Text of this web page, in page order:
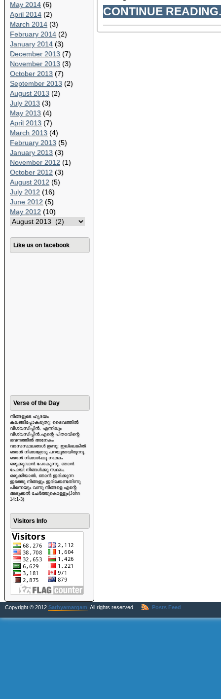
May 2014 (6)
April 2014 (2)
March 2014 (3)
February 2014 (2)
January 2014 (3)
December 2013 (7)
November 2013 (3)
October 2013 (7)
September 2013 (2)
August 2013 (2)
July 2013 (3)
May 2013 (4)
April 2013 (7)
March 2013 (4)
February 2013 (5)
January 2013 (3)
November 2012 (1)
October 2012 (3)
August 2012 (5)
July 2012 (16)
June 2012 (5)
May 2012 (10)
Like us on facebook
Verse of the Day
നിങ്ങളുടെ ഹൃദയം
കലങ്ങിപ്പോകരുതു; ദൈവത്തിൽ
വിശ്വസിപ്പിൻ, എന്നിലും
വിശ്വസിപ്പിൻ.എന്റെ പിതാവിന്റെ
ഭവനത്തിൽ അനേകം
വാസസ്ഥലങ്ങൾ ഉണ്ടു; ഇല്ലെങ്കിൽ
ഞാൻ നിങ്ങളോടു പറയുമായിരുന്നു.
ഞാൻ നിങ്ങൾക്കു സ്ഥലം
ഒരുക്കുവാൻ പോകുന്നു. ഞാൻ
പോയി നിങ്ങൾക്കു സ്ഥലം
ഒരുക്കിയാൽ, ഞാൻ ഇരിക്കുന്ന
ഇടത്തു നിങ്ങളും ഇരിക്കേണ്ടതിന്നു
പിന്നെയും വന്നു നിങ്ങളെ എന്റെ
അടുക്കൽ ചേർത്തുകൊള്ളും(John
14:1-3)
Visitors Info
CONTINUE
Copyright © 2012 Sathyamargam . All rights reserved. Posts Feed